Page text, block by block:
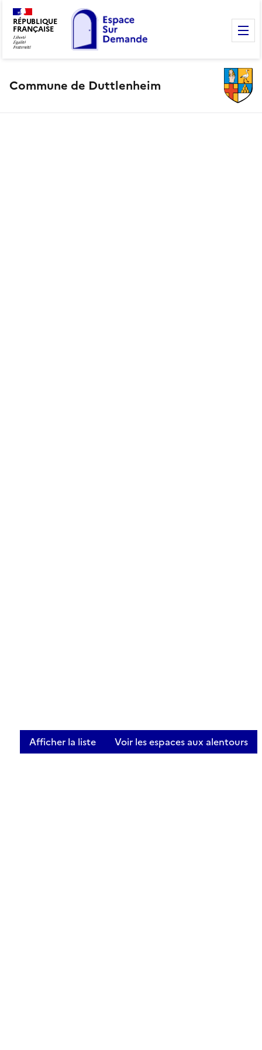
RÉPUBLIQUE
FRANÇAISE
Commune de Duttlenheim
Afficher la liste Voir les espaces aux alentours